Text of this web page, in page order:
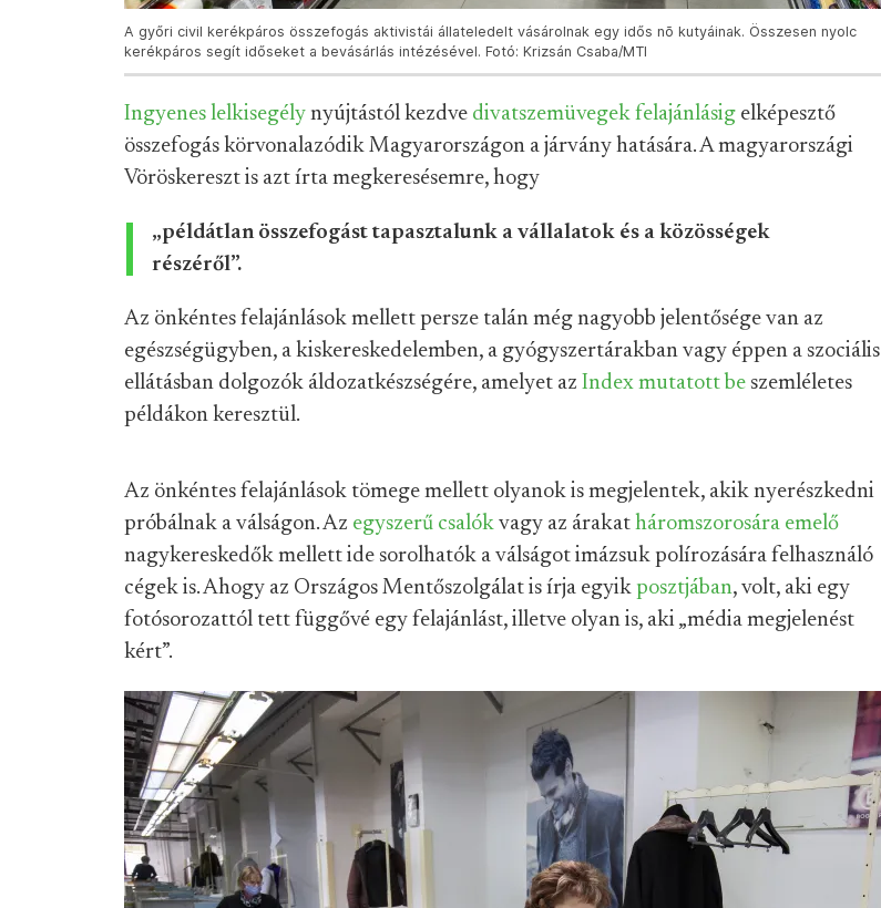
A győri civil kerékpáros összefogás aktivistái állateledelt vásárolnak egy idős nõ kutyáinak. Összesen nyolc
kerékpáros segít időseket a bevásárlás intézésével. Fotó: Krizsán Csaba/MTI
Ingyenes lelkisegély nyújtástól kezdve divatszemüvegek felajánlásig elképesztő
összefogás körvonalazódik Magyarországon a járvány hatására. A magyarországi
Vöröskereszt is azt írta megkeresésemre, hogy
„példátlan összefogást tapasztalunk a vállalatok és a közösségek
részéről”.
Az önkéntes felajánlások mellett persze talán még nagyobb jelentősége van az
egészségügyben, a kiskereskedelemben, a gyógyszertárakban vagy éppen a szociális
ellátásban dolgozók áldozatkészségére, amelyet az Index mutatott be szemléletes
példákon keresztül.
Az önkéntes felajánlások tömege mellett olyanok is megjelentek, akik nyerészkedni
próbálnak a válságon. Az egyszerű csalók vagy az árakat háromszorosára emelő
nagykereskedők mellett ide sorolhatók a válságot imázsuk polírozására felhasználó
cégek is. Ahogy az Országos Mentőszolgálat is írja egyik posztjában, volt, aki egy
fotósorozattól tett függővé egy felajánlást, illetve olyan is, aki „média megjelenést
kért”.